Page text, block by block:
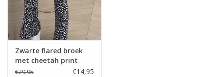
SALE
Herensokken
Zwarte flared broek
met cheetah print
€29,95 €14,95